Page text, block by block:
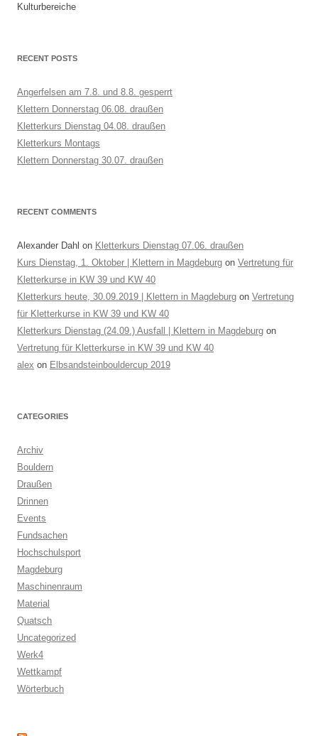
Kulturbereiche
RECENT POSTS
Angerfelsen am 7.8. und 8.8. gesperrt
Klettern Donnerstag 06.08. draußen
Kletterkurs Dienstag 04.08. draußen
Kletterkurs Montags
Klettern Donnerstag 30.07. draußen
RECENT COMMENTS
Alexander Dahl on Kletterkurs Dienstag 07.06. draußen
Kurs Dienstag, 1. Oktober | Klettern in Magdeburg on Vertretung für
Kletterkurse in KW 39 und KW 40
Kletterkurs heute, 30.09.2019 | Klettern in Magdeburg on Vertretung
für Kletterkurse in KW 39 und KW 40
Kletterkurs Dienstag (24.09.) Ausfall | Klettern in Magdeburg on
Vertretung für Kletterkurse in KW 39 und KW 40
alex on Elbsandsteinbouldercup 2019
CATEGORIES
Archiv
Bouldern
Draußen
Drinnen
Events
Fundsachen
Hochschulsport
Magdeburg
Maschinenraum
Material
Quatsch
Uncategorized
Werk4
Wettkampf
Wörterbuch